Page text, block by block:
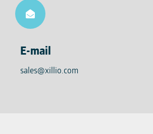
E-mail
sales@xillio.com